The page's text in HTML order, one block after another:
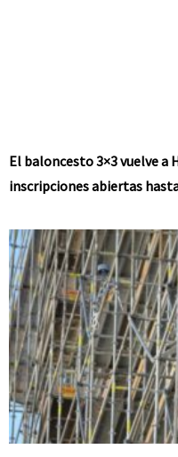
El baloncesto 3×3 vuelve a
inscripciones abiertas